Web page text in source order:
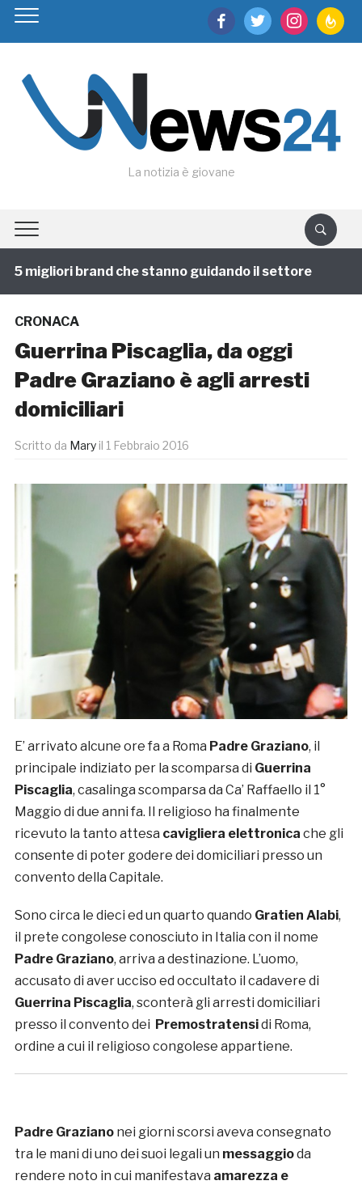
facebooktwitter instagram
La notizia è giovane
migliori brand che stanno guidando il settore
CRONACA
Guerrina Piscaglia, da oggi
Padre Graziano è agli arresti
domiciliari
Scritto da Mary il 1 Febbraio 2016
E’ arrivato alcune ore fa a Roma Padre Graziano, il
principale indiziato per la scomparsa di Guerrina
Piscaglia, casalinga scomparsa da Ca’ Raffaello il 1°
Maggio di due anni fa. Il religioso ha finalmente
ricevuto la tanto attesa cavigliera elettronica che gli
consente di poter godere dei domiciliari presso un
convento della Capitale.
Sono circa le dieci ed un quarto quando Gratien Alabi,
il prete congolese conosciuto in Italia con il nome
Padre Graziano, arriva a destinazione. L’uomo,
accusato di aver ucciso ed occultato il cadavere di
Guerrina Piscaglia, sconterà gli arresti domiciliari
presso il convento dei Premostratensidi Roma,
ordine a cui il religioso congolese appartiene.
Padre Grazianonei giorni scorsi aveva consegnato
tra le mani di uno dei suoi legali un messaggioda
rendere noto in cui manifestava amarezza e